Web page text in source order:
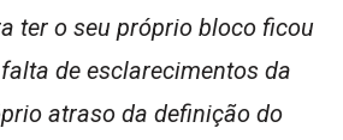
ter o seu próprio bloco ficou
de esclarecimentos da
atraso da definição do